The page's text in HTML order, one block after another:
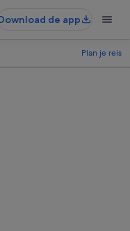
de app
Plan je reis